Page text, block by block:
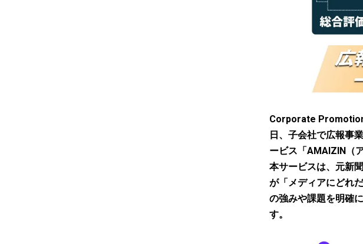
Corporate Promotion
日、子会社で広報事
ービス「AMAIZIN（
本サービスは、元新
が「メディアにどれ
の強みや課題を明確
す。